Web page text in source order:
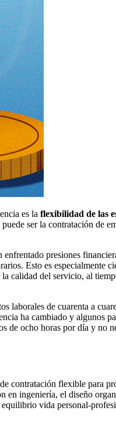
es la flexibilidad de las
ser la contratación de
enfrentado presiones
Esto es especialmente
calidad del servicio, al
laborales de cuarenta a
ha cambiado y algunos
de ocho horas por día y no
contratación flexible para
en ingeniería, el diseño
vida personal-